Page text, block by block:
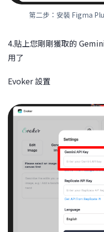
第二步：安裝 Figma
4.貼上您剛剛獲取的
用了
Evoker 設置